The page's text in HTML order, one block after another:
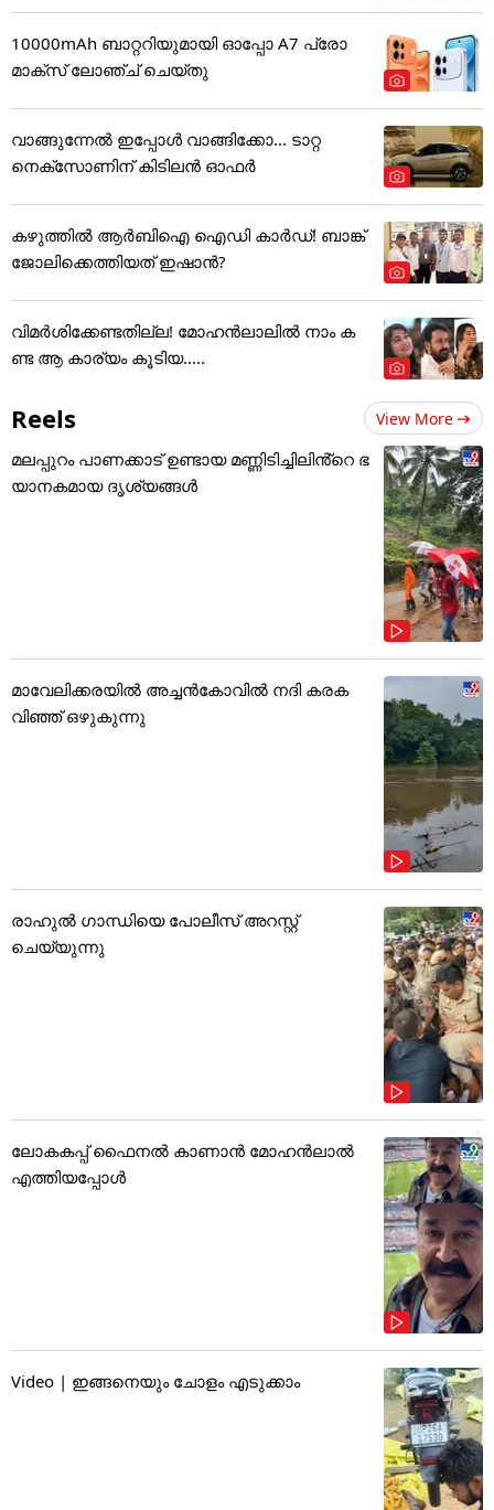
10000mAh ബാറ്ററിയുമായി ഓപ്പോ A7 പ്രോ
മാക്സ് ലോഞ്ച് ചെയ്തു
വാങ്ങുന്നേൽ ഇപ്പോൾ വാങ്ങിക്കോ... ടാറ്റ
നെക്സോണിന് കിടിലൻ ഓഫർ
കഴുത്തില്‍ ആര്‍ബിഐ ഐഡി കാര്‍ഡ്! ബാങ്ക്
ജോലിക്കെത്തിയത് ഇഷാന്‍?
വിമർശിക്കേണ്ടതില്ല! മോഹൻലാലിൽ നാം ക
ണ്ട ആ കാര്യം കൂടിയ.....
Reels View More
മലപ്പുറം പാണക്കാട് ഉണ്ടായ മണ്ണിടിച്ചിലിൻ്റെ ഭ
യാനകമായ ദൃശ്യങ്ങൾ
മാവേലിക്കരയിൽ അച്ചൻകോവിൽ നദി കരക
വിഞ്ഞ് ഒഴുകുന്നു
രാഹുൽ ഗാന്ധിയെ പോലീസ് അറസ്റ്റ്
ചെയ്യുന്നു
ലോകകപ്പ് ഫൈനൽ കാണാൻ മോഹൻലാൽ
എത്തിയപ്പോൾ
Video | ഇങ്ങനെയും ചോളം എടുക്കാം